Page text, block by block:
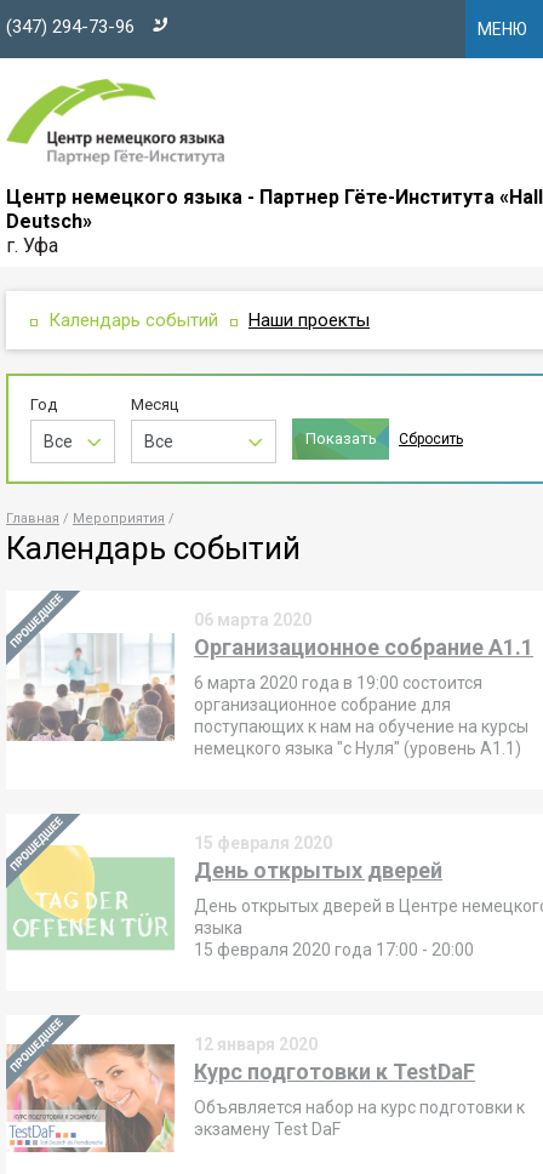
Календарь событий Наши проекты
Год
Все
Месяц
Все Сбросить
Главная Мероприятия
Календарь событий
06 марта 2020
Организационное собрание А1.1
6 марта 2020 года в 19:00 состоится
организационное собрание для
поступающих к нам на обучение на курсы
немецкого языка "с Нуля" (уровень А1.1)
15 февраля 2020
День открытых дверей
День открытых дверей в Центре
языка
15 февраля 2020 года 17:00 - 20:00
12 января 2020
Курс подготовки к TestDaF
Объявляется набор на курс подготовки к
экзамену Test DaF
(347) 294-73-96 МЕНЮ
Центр немецкого языка - Партнер Гёте-Института
Deutsch»
г. Уфа